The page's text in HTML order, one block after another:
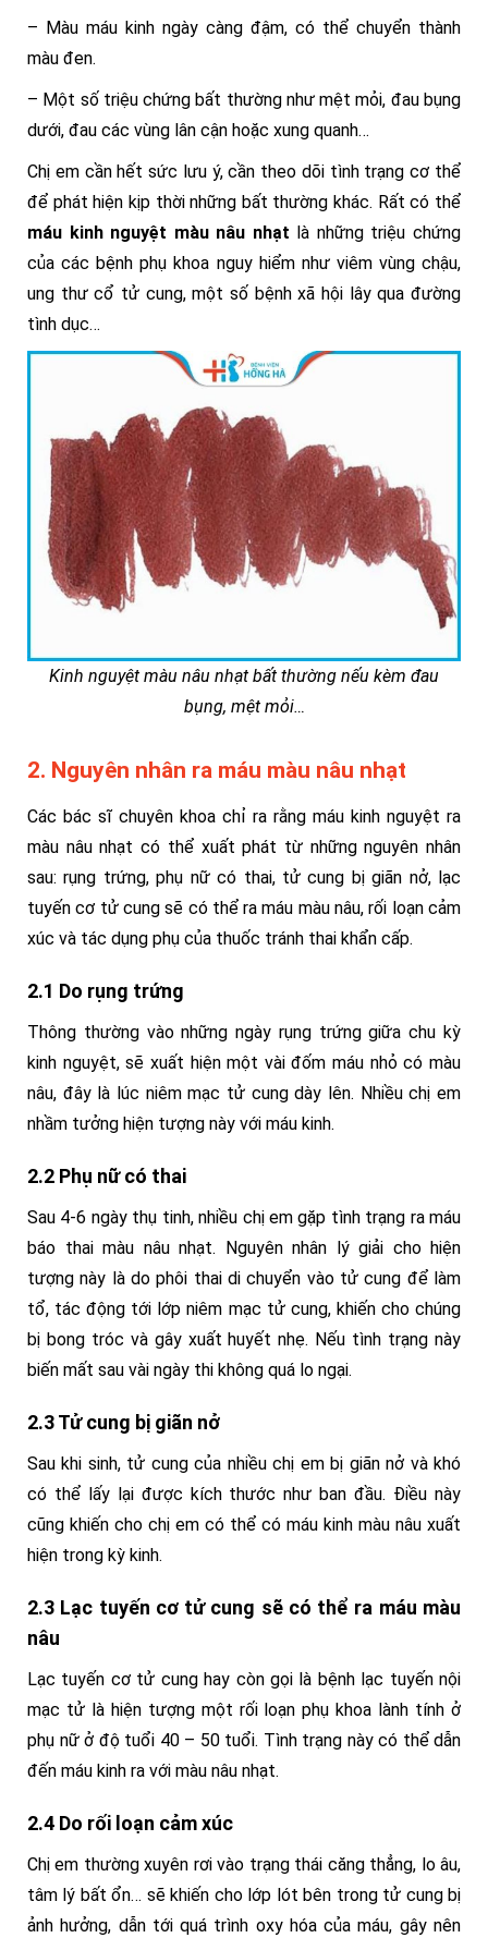
– Màu máu kinh ngày càng đậm, có thể chuyển thành
màu đen.
– Một số triệu chứng bất thường như mệt mỏi, đau bụng
dưới, đau các vùng lân cận hoặc xung quanh…
Chị em cần hết sức lưu ý, cần theo dõi tình trạng cơ thể
để phát hiện kịp thời những bất thường khác. Rất có thể
máu kinh nguyệt màu nâu nhạt là những triệu chứng
của các bệnh phụ khoa nguy hiểm như viêm vùng chậu,
ung thư cổ tử cung, một số bệnh xã hội lây qua đường
tình dục…
Kinh nguyệt màu nâu nhạt bất thường nếu kèm đau
bụng, mệt mỏi…
2. Nguyên nhân ra máu màu nâu nhạt
Các bác sĩ chuyên khoa chỉ ra rằng máu kinh nguyệt ra
màu nâu nhạt có thể xuất phát từ những nguyên nhân
sau: rụng trứng, phụ nữ có thai, tử cung bị giãn nở, lạc
tuyến cơ tử cung sẽ có thể ra máu màu nâu, rối loạn cảm
xúc và tác dụng phụ của thuốc tránh thai khẩn cấp.
2.1 Do rụng trứng
Thông thường vào những ngày rụng trứng giữa chu kỳ
kinh nguyệt, sẽ xuất hiện một vài đốm máu nhỏ có màu
nâu, đây là lúc niêm mạc tử cung dày lên. Nhiều chị em
nhầm tưởng hiện tượng này với máu kinh.
2.2 Phụ nữ có thai
Sau 4-6 ngày thụ tinh, nhiều chị em gặp tình trạng ra máu
báo thai màu nâu nhạt. Nguyên nhân lý giải cho hiện
tượng này là do phôi thai di chuyển vào tử cung để làm
tổ, tác động tới lớp niêm mạc tử cung, khiến cho chúng
bị bong tróc và gây xuất huyết nhẹ. Nếu tình trạng này
biến mất sau vài ngày thi không quá lo ngại.
2.3 Tử cung bị giãn nở
Sau khi sinh, tử cung của nhiều chị em bị giãn nở và khó
có thể lấy lại được kích thước như ban đầu. Điều này
cũng khiến cho chị em có thể có máu kinh màu nâu xuất
hiện trong kỳ kinh.
2.3 Lạc tuyến cơ tử cung sẽ có thể ra máu màu
nâu
Lạc tuyến cơ tử cung hay còn gọi là bệnh lạc tuyến nội
mạc tử là hiện tượng một rối loạn phụ khoa lành tính ở
phụ nữ ở độ tuổi 40 – 50 tuổi. Tình trạng này có thể dẫn
đến máu kinh ra với màu nâu nhạt.
2.4 Do rối loạn cảm xúc
Chị em thường xuyên rơi vào trạng thái căng thẳng, lo âu,
tâm lý bất ổn… sẽ khiến cho lớp lót bên trong tử cung bị
ảnh hưởng, dẫn tới quá trình oxy hóa của máu, gây nên